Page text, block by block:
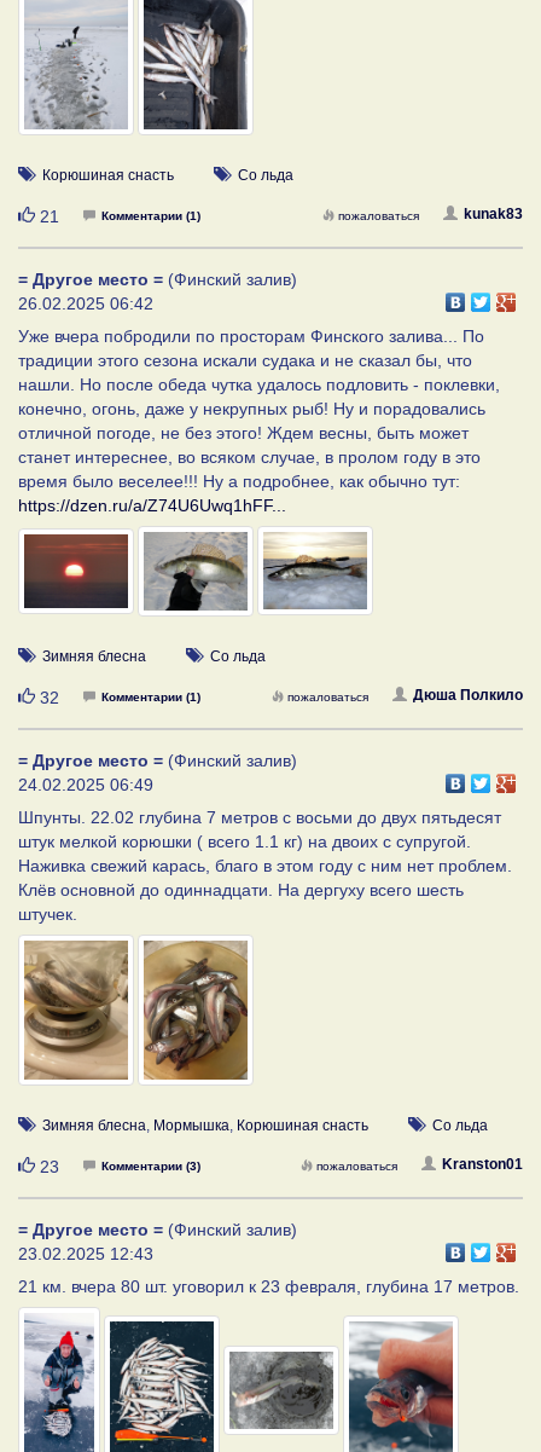
Корюшиная снасть Со льда
Нравится
21 Комментарии (1) kunak83
пожаловаться
= Другое место = (Финский залив)
26.02.2025 06:42
Уже вчера побродили по просторам Финского залива... По
традиции этого сезона искали судака и не сказал бы, что
нашли. Но после обеда чутка удалось подловить - поклевки,
конечно, огонь, даже у некрупных рыб! Ну и порадовались
отличной погоде, не без этого! Ждем весны, быть может
станет интереснее, во всяком случае, в пролом году в это
время было веселее!!! Ну а подробнее, как обычно тут:
https://dzen.ru/a/Z74U6Uwq1hFF...
Зимняя блесна Со льда
Нравится
32 Комментарии (1) Дюша Полкило
пожаловаться
= Другое место = (Финский залив)
24.02.2025 06:49
Шпунты. 22.02 глубина 7 метров с восьми до двух пятьдесят
штук мелкой корюшки ( всего 1.1 кг) на двоих с супругой.
Наживка свежий карась, благо в этом году с ним нет проблем.
Клёв основной до одиннадцати. На дергуху всего шесть
штучек.
Зимняя блесна Мормышка Корюшиная снасть Со льда
Нравится
23 Комментарии (3) Kranston01
пожаловаться
= Другое место = (Финский залив)
23.02.2025 12:43
21 км. вчера 80 шт. уговорил к 23 февраля, глубина 17 метров.